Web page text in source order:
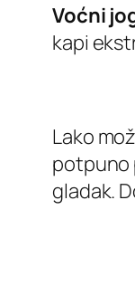
Voćni
kapi
Lako
potpuno
gladak.